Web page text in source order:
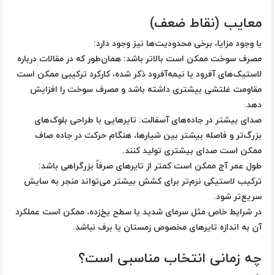
معایب (نقاط ضعف)
با وجود مزایا، برخی محدودیت‌ها نیز وجود دارد:
مصرف سوخت ممکن است بالاتر باشد: همان‌طور که در مقالات درباره
لاستیک‌های آفرود یا نیمه‌آفرود ذکر شده، کارکرد ترکیبی ممکن است
مقاومت غلتشی بیشتری داشته باشد و مصرف سوخت را افزایش
دهد.
صدای بیشتر در جاده‌های آسفالت: تایرهایی با طراحی بلوک‌های
بزرگ‌تر و فاصله بیشتر بین شیارها، هنگام حرکت در جاده صاف
ممکن است صدای بیشتری تولید کنند.
طول عمر آج ممکن است کمتر از تایرهای صرفاً بزرگراهی باشد:
ترکیب لاستیکی نرم‌تر برای کشش بیشتر می‌تواند منجر به سایش
سریع‌تر شود.
در شرایط خاص مثل سرمای شدید یا سطح یخ‌زده، ممکن است عملکرد
آن به اندازه تایرهای مخصوص زمستان یا برف نباشد.
چه زمانی انتخاب مناسبی است؟